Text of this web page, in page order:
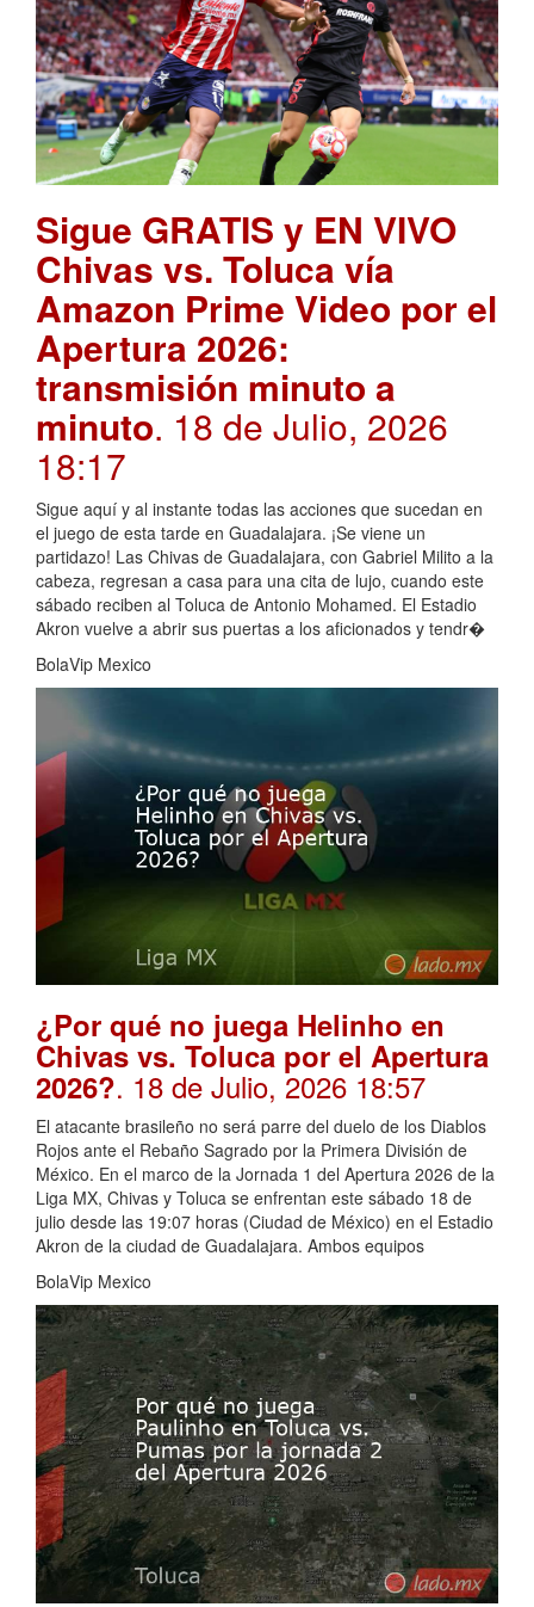
Sigue GRATIS y EN VIVO
Chivas vs. Toluca vía
Amazon Prime Video por el
Apertura 2026:
transmisión minuto a
minuto. 18 de Julio, 2026
18:17
Sigue aquí y al instante todas las acciones que sucedan en
el juego de esta tarde en Guadalajara. ¡Se viene un
partidazo! Las Chivas de Guadalajara, con Gabriel Milito a la
cabeza, regresan a casa para una cita de lujo, cuando este
sábado reciben al Toluca de Antonio Mohamed. El Estadio
Akron vuelve a abrir sus puertas a los aficionados y tendr�
BolaVip Mexico
¿Por qué no juega Helinho en
Chivas vs. Toluca por el Apertura
2026?. 18 de Julio, 2026 18:57
El atacante brasileño no será parre del duelo de los Diablos
Rojos ante el Rebaño Sagrado por la Primera División de
México. En el marco de la Jornada 1 del Apertura 2026 de la
Liga MX, Chivas y Toluca se enfrentan este sábado 18 de
julio desde las 19:07 horas (Ciudad de México) en el Estadio
Akron de la ciudad de Guadalajara. Ambos equipos
BolaVip Mexico